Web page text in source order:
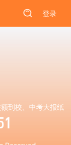
登录
到校、中考大报纸